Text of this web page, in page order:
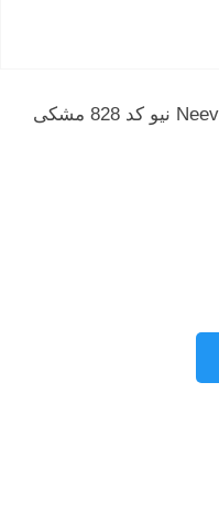
شورت زنانه اسلیپ حریر و دانتل Neev نیو کد 828 مشکی